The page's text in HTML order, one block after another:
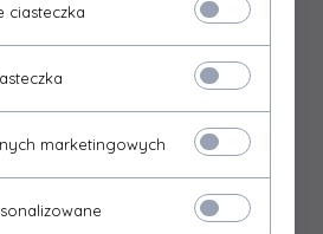
(Typ
I i III)
(3000
**
askorbinian
30 mg 38%
ciasteczka
marketingowych